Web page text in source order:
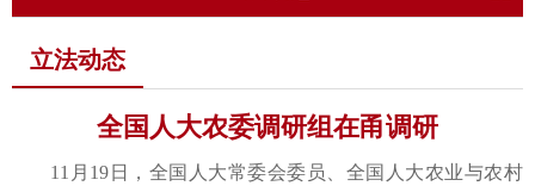
立法动态
全国人大农委调研组在甬调研
11月19日，全国人大常委会委员、全国人大农业与农村